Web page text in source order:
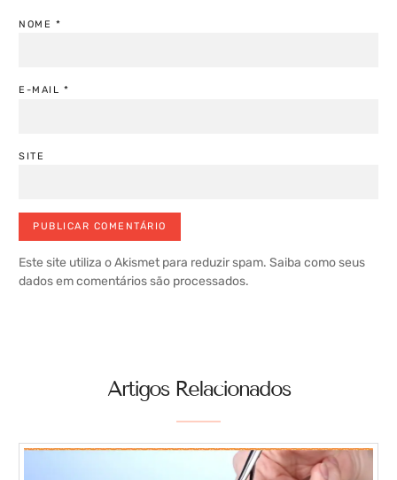
NOME *
E-MAIL *
SITE
Este site utiliza o Akismet para reduzir spam. Saiba como seus
dados em comentários são processados.
Artigos Relacionados